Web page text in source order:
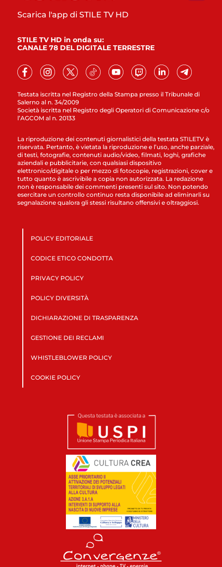
Testata iscritta nel Registro della Stampa presso il Tribunale di
Salerno al n. 34/2009
Società iscritta nel Registro degli Operatori di Comunicazione c/o
l’AGCOM al n. 20133
Scarica l'app di STILE TV HD
STILE TV HD in onda su:
CANALE 78 DEL DIGITALE TERRESTRE
La riproduzione dei contenuti giornalistici della testata STILETV è
riservata. Pertanto, è vietata la riproduzione e l’uso, anche parziale,
di testi, fotografie, contenuti audio/video, filmati, loghi, grafiche
aziendali e pubblicitarie, con qualsiasi dispositivo
elettronico/digitale o per mezzo di fotocopie, registrazioni, cover e
tutto quanto è ascrivibile a copia non autorizzata. La redazione
non è responsabile dei commenti presenti sul sito. Non potendo
esercitare un controllo continuo resta disponibile ad eliminarli su
segnalazione qualora gli stessi risultano offensivi e oltraggiosi.
POLICY EDITORIALE
CODICE ETICO CONDOTTA
PRIVACY POLICY
POLICY DIVERSITÀ
DICHIARAZIONE DI TRASPARENZA
GESTIONE DEI RECLAMI
WHISTLEBLOWER POLICY
COOKIE POLICY